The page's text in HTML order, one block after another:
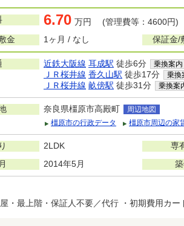
6.70 万円 (管理費等：4600円)
金
1ヶ月 / なし 保証金/
近鉄大阪線 耳成駅 徒歩6分 乗換案内
ＪＲ桜井線 香久山駅 徒歩17分 乗換
ＪＲ桜井線 畝傍駅 徒歩31分 乗換案
奈良県橿原市高殿町
周辺地図
橿原市の行政データ
橿原市周辺の家
2LDK 専
2014年5月
・最上階・保証人不要／代行 ・初期費用カ